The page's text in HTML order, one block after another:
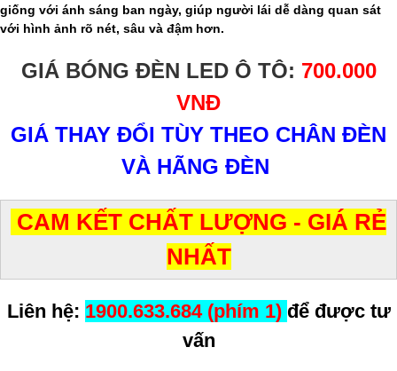
giống với ánh sáng ban ngày, giúp người lái dễ dàng quan sát
với hình ảnh rõ nét, sâu và đậm hơn.
GIÁ BÓNG ĐÈN LED Ô TÔ: 700.000
VNĐ
GIÁ THAY ĐỔI TÙY THEO CHÂN ĐÈN
VÀ HÃNG ĐÈN
CAM KẾT CHẤT LƯỢNG - GIÁ RẺ
NHẤT
Liên hệ: 1900.633.684 (phím 1) để được tư
vấn